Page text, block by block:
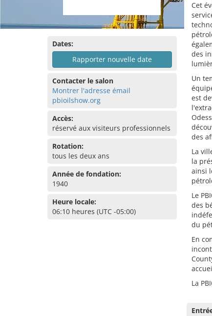
Dates:
Rapporter nouvelle date
Contacter le salon
Montrer l'adresse émail
pbioilshow.org
Accès:
réservé aux visiteurs professionnels
Rotation:
tous les deux ans
Année de fondation:
1940
Heure locale:
06:10 heures (UTC -05:00)
Cet
des
Un
est
des
La
la
ainsi
Le
des
du
En
La